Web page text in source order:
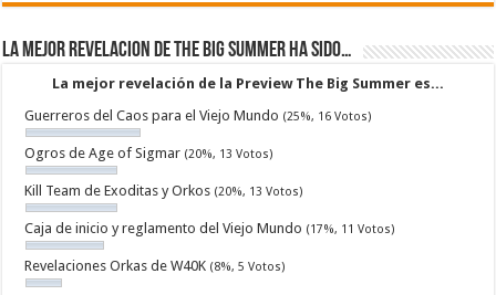
La mejor revelacion de The Big Summer ha sido…
La mejor revelación de la Preview The Big Summer es...
Guerreros del Caos para el Viejo Mundo (25%, 16 Votos)
Ogros de Age of Sigmar (20%, 13 Votos)
Kill Team de Exoditas y Orkos (20%, 13 Votos)
Caja de inicio y reglamento del Viejo Mundo (17%, 11 Votos)
Revelaciones Orkas de W40K (8%, 5 Votos)